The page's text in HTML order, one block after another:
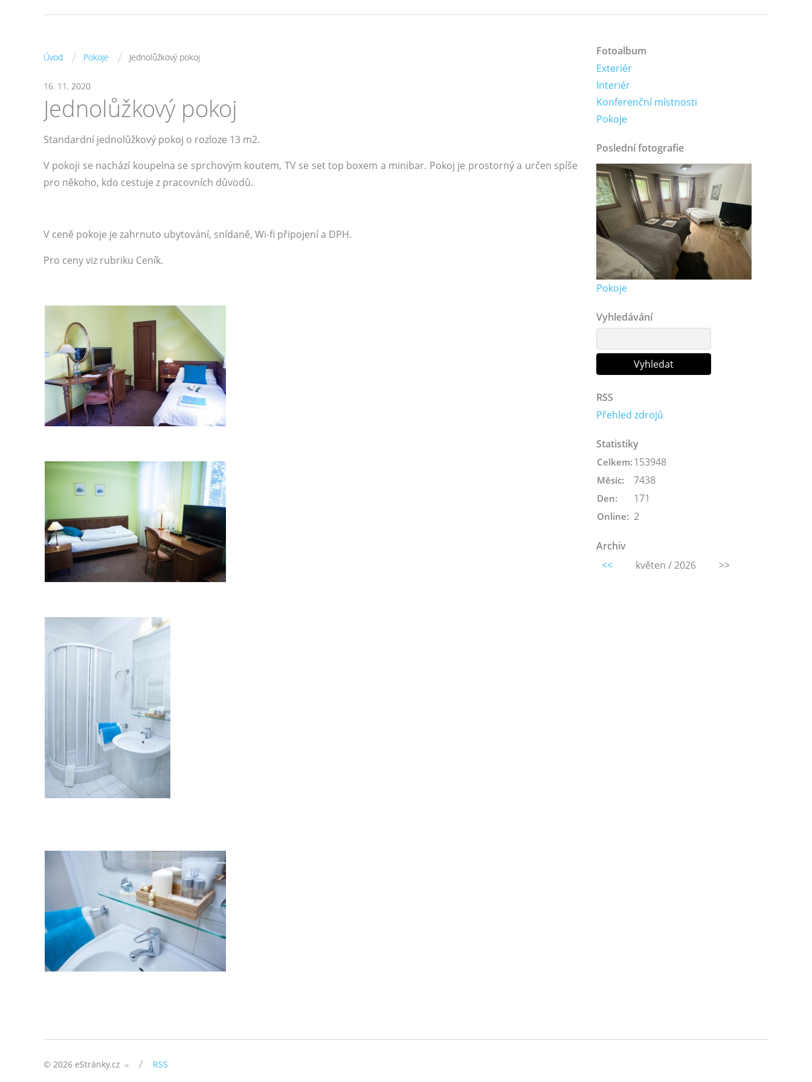
Úvod / Pokoje / Jednolůžkový pokoj
16. 11. 2020
Jednolůžkový pokoj
Standardní jednolůžkový pokoj o rozloze 13 m2.
V pokoji se nachází koupelna se sprchovým koutem, TV se set top boxem a minibar. Pokoj je prostorný a určen spíše
pro někoho, kdo cestuje z pracovních důvodů.
V ceně pokoje je zahrnuto ubytování, snídaně, Wi-fi připojení a DPH.
Pro ceny viz rubriku Ceník.
Fotoalbum
Exteriér
Interiér
Konferenční místnosti
Pokoje
Poslední fotografie
Pokoje
Vyhledávání
RSS
Přehled zdrojů
Statistiky
Online: 2
Celkem: 153948
Měsíc: 7438
Den: 171
Archiv
<<
květen / 2026 >>
© 2026 eStránky.cz / RSS